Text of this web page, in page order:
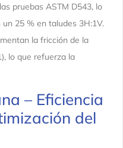
pruebas ASTM D543, lo
25 % en taludes 3H:1V.
la fricción de la
lo que refuerza la
– Eficiencia
del